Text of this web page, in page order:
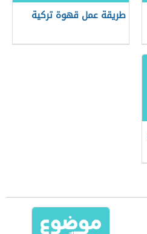
طريقة عمل قهوة تركية